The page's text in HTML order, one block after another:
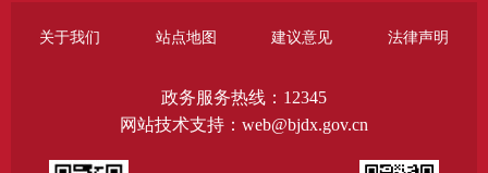
关于我们 站点地图 建议意见 法律声明
政务服务热线：12345
网站技术支持：web@bjdx.gov.cn